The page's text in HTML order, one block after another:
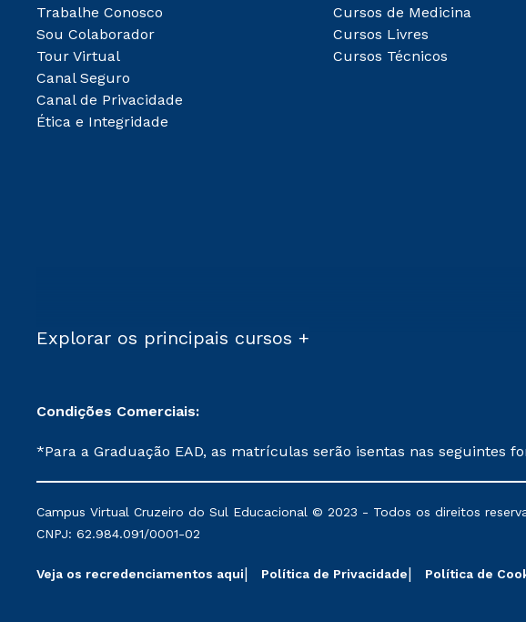
Trabalhe Conosco
Sou Colaborador
Tour Virtual
Canal Seguro
Canal de Privacidade
Ética e Integridade
Cursos de Medicina
Cursos Livres
Cursos Técnicos
Explorar os principais cursos +
Condições Comerciais:
*Para a Graduação EAD, as matrículas serão isentas nas seguintes
mantidos conforme negociação. Descontos institucionais poderão
serviços.
Campus Virtual Cruzeiro do Sul Educacional © 2023 - Todos os direitos
CNPJ: 62.984.091/0001-02
Veja os recredenciamentos aqui Política de Privacidade Política de